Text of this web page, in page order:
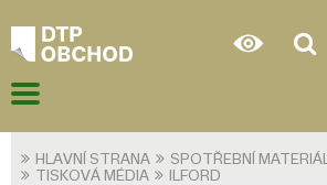
HLAVNÍ STRANA
SPOTŘEBNÍ
TISKOVÁ MÉDIA
ILFORD